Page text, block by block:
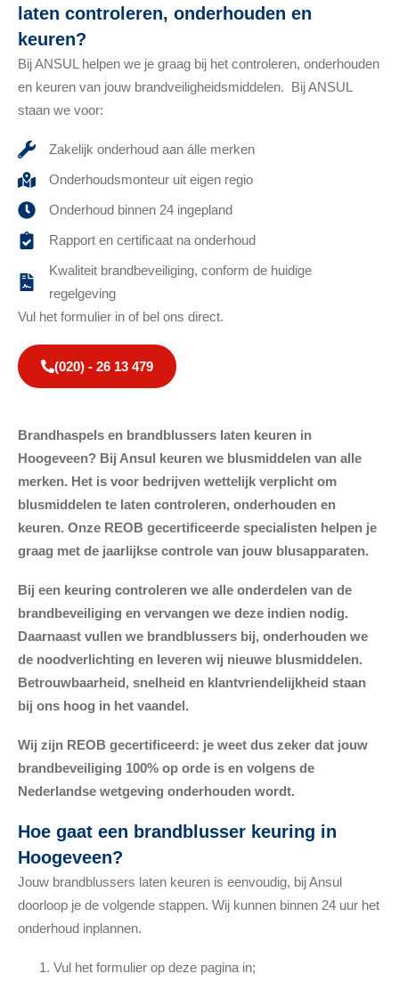
laten controleren, onderhouden en
keuren?
Bij ANSUL helpen we je graag bij het controleren, onderhouden
en keuren van jouw brandveiligheidsmiddelen. Bij ANSUL
staan we voor:
Zakelijk onderhoud aan álle merken
Onderhoudsmonteur uit eigen regio
Onderhoud binnen 24 ingepland
Rapport en certificaat na onderhoud
Kwaliteit brandbeveiliging, conform de huidige
regelgeving
Vul het formulier in of bel ons direct.
(020) - 26 13 479
Brandhaspels en brandblussers laten keuren in
Hoogeveen? Bij Ansul keuren we blusmiddelen van alle
merken. Het is voor bedrijven wettelijk verplicht om
blusmiddelen te laten controleren, onderhouden en
keuren. Onze REOB gecertificeerde specialisten helpen je
graag met de jaarlijkse controle van jouw blusapparaten.
Bij een keuring controleren we alle onderdelen van de
brandbeveiliging en vervangen we deze indien nodig.
Daarnaast vullen we brandblussers bij, onderhouden we
de noodverlichting en leveren wij nieuwe blusmiddelen.
Betrouwbaarheid, snelheid en klantvriendelijkheid staan
bij ons hoog in het vaandel.
Wij zijn REOB gecertificeerd: je weet dus zeker dat jouw
brandbeveiliging 100% op orde is en volgens de
Nederlandse wetgeving onderhouden wordt.
Hoe gaat een brandblusser keuring in
Hoogeveen?
Jouw brandblussers laten keuren is eenvoudig, bij Ansul
doorloop je de volgende stappen. Wij kunnen binnen 24 uur het
onderhoud inplannen.
Vul het formulier op deze pagina in;